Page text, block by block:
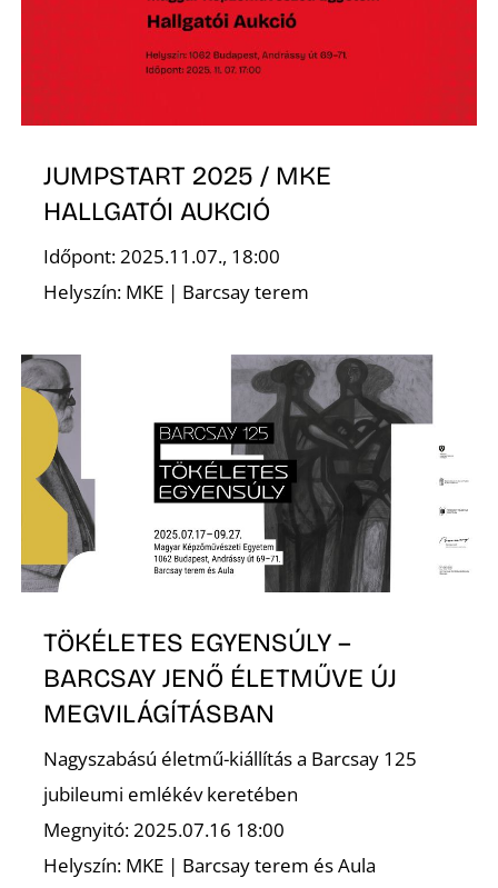
JUMPSTART 2025 / MKE
HALLGATÓI AUKCIÓ
Időpont: 2025.11.07., 18:00
Helyszín: MKE | Barcsay terem
TÖKÉLETES EGYENSÚLY –
BARCSAY JENŐ ÉLETMŰVE ÚJ
MEGVILÁGÍTÁSBAN
Nagyszabású életmű-kiállítás a Barcsay 125
jubileumi emlékév keretében
Megnyitó: 2025.07.16 18:00
Helyszín: MKE | Barcsay terem és Aula